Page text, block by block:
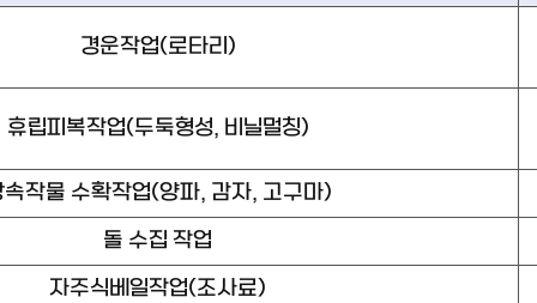
경운작업(로타리)
휴립피복작업(두둑형성, 비닐멀칭)
작물 수확작업(양파, 감자, 고구마)
돌 수집 작업
자주식베일작업(조사료)